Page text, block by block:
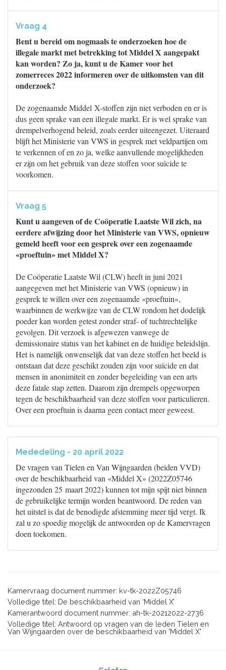
Vraag 4
Bent u bereid om nogmaals te onderzoeken hoe de
illegale markt met betrekking tot Middel X aangepakt
kan worden? Zo ja, kunt u de Kamer voor het
zomerreces 2022 informeren over de uitkomsten van dit
onderzoek?
De zogenaamde Middel X-stoffen zijn niet verboden en er is
dus geen sprake van een illegale markt. Er is wel sprake van
drempelverhogend beleid, zoals eerder uiteengezet. Uiteraard
blijft het Ministerie van VWS in gesprek met veldpartijen om
te verkennen of en zo ja, welke aanvullende mogelijkheden
er zijn om het gebruik van deze stoffen voor suïcide te
voorkomen.
Vraag 5
Kunt u aangeven of de Coöperatie Laatste Wil zich, na
eerdere afwijzing door het Ministerie van VWS, opnieuw
gemeld heeft voor een gesprek over een zogenaamde
«proeftuin» met Middel X?
De Coöperatie Laatste Wil (CLW) heeft in juni 2021
aangegeven met het Ministerie van VWS (opnieuw) in
gesprek te willen over een zogenaamde «proeftuin»,
waarbinnen de werkwijze van de CLW rondom het dodelijk
poeder kan worden getest zonder straf- of tuchtrechtelijke
gevolgen. Dit verzoek is afgewezen vanwege de
demissionaire status van het kabinet en de huidige beleidslijn.
Het is namelijk onwenselijk dat van deze stoffen het beeld is
ontstaan dat deze geschikt zouden zijn voor suïcide en dat
mensen in anonimiteit en zonder begeleiding van een arts
deze fatale stap zetten. Daarom zijn drempels opgeworpen
tegen de beschikbaarheid van deze stoffen voor particulieren.
Over een proeftuin is daarna geen contact meer geweest.
Mededeling - 20 april 2022
De vragen van Tielen en Van Wijngaarden (beiden VVD)
over de beschikbaarheid van «Middel X» (2022Z05746
ingezonden 25 maart 2022) kunnen tot mijn spijt niet binnen
de gebruikelijke termijn worden beantwoord. De reden van
het uitstel is dat de benodigde afstemming meer tijd vergt. Ik
zal u zo spoedig mogelijk de antwoorden op de Kamervragen
doen toekomen.
Kamervraag document nummer: kv-tk-2022Z05746
Volledige titel: De beschikbaarheid van ‘Middel X’
Kamerantwoord document nummer: ah-tk-20212022-2736
Volledige titel: Antwoord op vragen van de leden Tielen en
Van Wijngaarden over de beschikbaarheid van 'Middel X'